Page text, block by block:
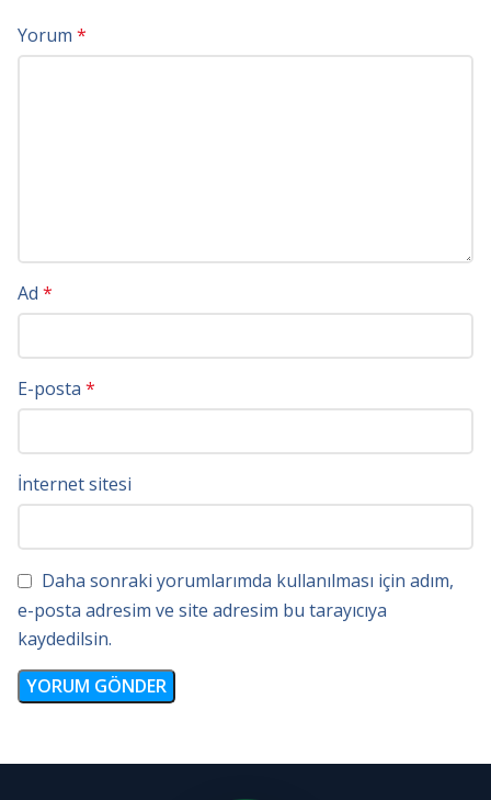
Yorum *
Ad *
E-posta *
İnternet sitesi
Daha sonraki yorumlarımda kullanılması için adım,
e-posta adresim ve site adresim bu tarayıcıya
kaydedilsin.